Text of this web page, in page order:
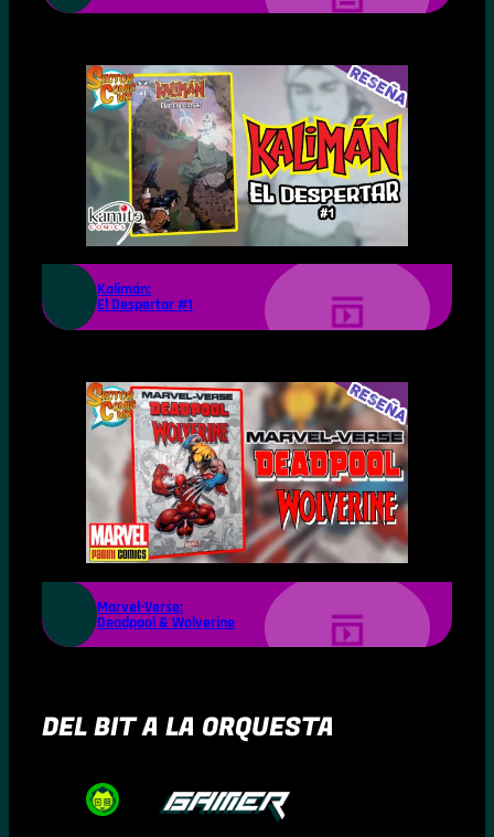
Kalimán:
El Despertar #1
Marvel-Verse:
Deadpool & Wolverine
DEL BIT A LA ORQUESTA